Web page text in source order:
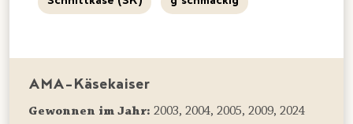
AMA-Käsekaiser
Gewonnen im Jahr: 2003, 2004, 2005, 2009, 2024